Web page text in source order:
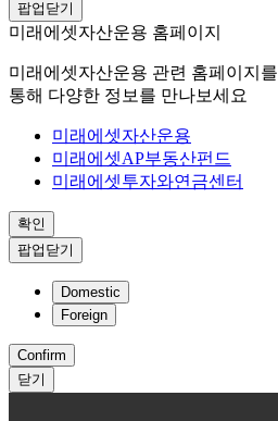
팝업닫기
미래에셋자산운용 홈페이지
미래에셋자산운용 관련 홈페이지를
통해 다양한 정보를 만나보세요
미래에셋자산운용
미래에셋AP부동산펀드
미래에셋투자와연금센터
확인
팝업닫기
Domestic
Foreign
Confirm
닫기